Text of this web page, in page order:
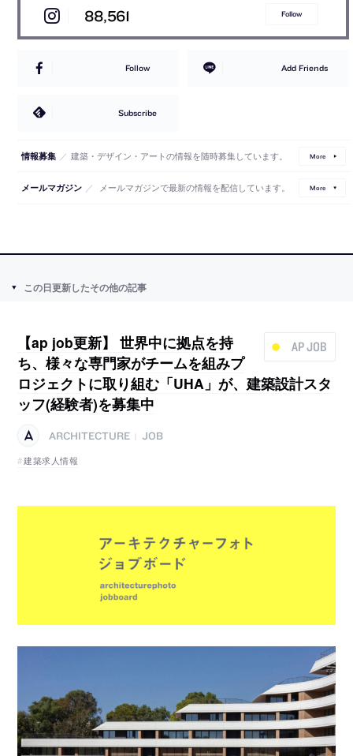
88,561 Follow
Follow Add Friends
Subscribe
情報募集 ／ 建築・デザイン・アートの情報を随時募集しています。 More
メールマガジン ／ メールマガジンで最新の情報を配信しています。 More
この日更新したその他の記事
AP JOB
【ap job更新】 世界中に拠点を持
ち、様々な専門家がチームを組みプ
ロジェクトに取り組む「UHA」が、建築設計スタ
ッフ(経験者)を募集中
ARCHITECTURE
JOB
建築求人情報